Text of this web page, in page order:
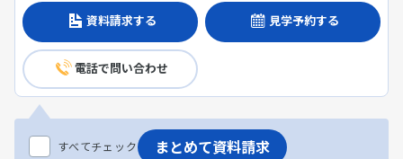
資料請求する 見学予約する
電話で問い合わせ
すべてチェック まとめて資料請求